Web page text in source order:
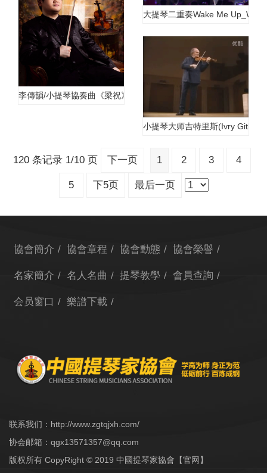
李傳韻/小提琴協奏曲《梁祝》
大提琴二重奏Wake Me Up_We
小提琴大师吉特里斯(Ivry Gitlis)
120 条记录 1/10 页 下一页 1 2 3 4
5 下5页 最后一页
協會簡介 協會章程 協會動態 協會榮譽
名家簡介 名人名曲 提琴教學 會員查詢
会员窗口 樂譜下載
联系我们：http://www.zgtqjxh.com/
协会邮箱： qgx13571357@qq.com
版权所有 CopyRight © 2019 中國提琴家協會【官网】